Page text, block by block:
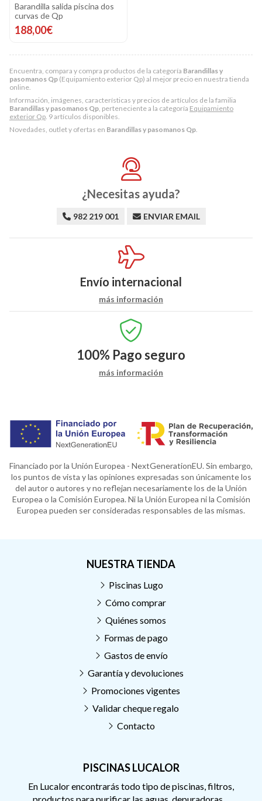
Encuentra, compara y compra productos de la categoría Barandillas y
pasomanos Qp (Equipamiento exterior Qp) al mejor precio en nuestra tienda
online.
Información, imágenes, características y precios de artículos de la familia
Barandillas y pasomanos Qp , perteneciente a la categoría Equipamiento
exterior Qp . 9 artículos disponibles.
Novedades, outlet y ofertas en Barandillas y pasomanos Qp
Barandilla salida piscina dos
curvas de Qp
188,00€
¿Necesitas ayuda?
982 219 001 ENVIAR EMAIL
Envío internacional
más información
100% Pago seguro
más información
Financiado por la Unión Europea - NextGenerationEU. Sin embargo,
los puntos de vista y las opiniones expresadas son únicamente los
del autor o autores y no reflejan necesariamente los de la Unión
Europea o la Comisión Europea. Ni la Unión Europea ni la Comisión
Europea pueden ser consideradas responsables de las mismas.
PISCINAS LUCALOR
En Lucalor encontrarás todo tipo de piscinas, filtros,
NUESTRA TIENDA
Piscinas Lugo
Cómo comprar
Quiénes somos
Formas de pago
Gastos de envío
Garantía y devoluciones
Promociones vigentes
Validar cheque regalo
Contacto